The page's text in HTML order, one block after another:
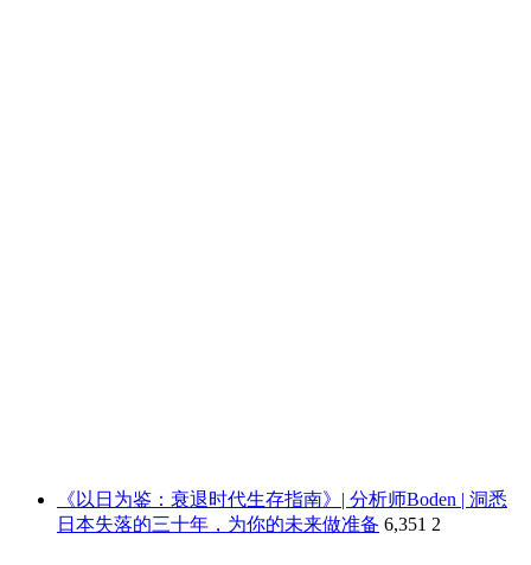
《以日为鉴：衰退时代生存指南》| 分析师Boden | 洞悉
日本失落的三十年，为你的未来做准备 6,351 2